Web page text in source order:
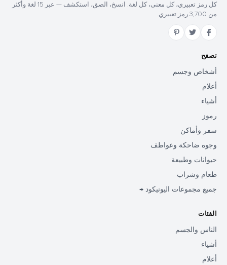
كل رمز تعبيري، كل معنى، كل لغة. انسخ، الصق، استكشف — عبر 15 لغة وأكثر
من 3,700 رمز تعبيري.
تصفح
أشخاص وجسم
أعلام
أشياء
رموز
سفر وأماكن
وجوه ضاحكة وعواطف
حيوانات وطبيعة
طعام وشراب
جميع مجموعات اليونيكود →
الفئات
الناس والجسم
أشياء
أعلام